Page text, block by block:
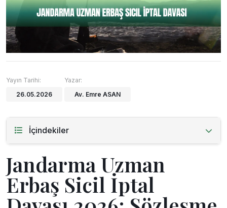
Yayın Tarihi:
26.05.2026
Yazar:
Av. Emre ASAN
İçindekiler
Jandarma Uzman
Erbaş Sicil İptal